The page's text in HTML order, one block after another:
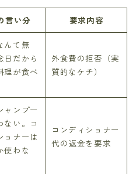
言い分 要求内容
んて無
日だから
理が食べ
外食費の拒否（実
質的なケチ）
ャンプー
ない。コ
ョナーは
使わな
コンディショナー
代の返金を要求